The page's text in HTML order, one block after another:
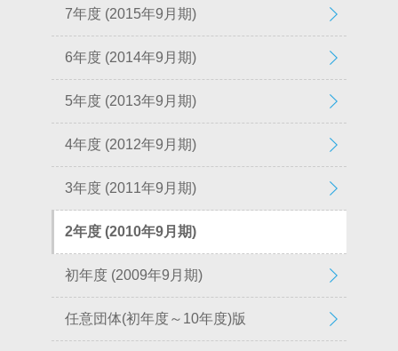
7年度 (2015年9月期)
6年度 (2014年9月期)
5年度 (2013年9月期)
4年度 (2012年9月期)
3年度 (2011年9月期)
2年度 (2010年9月期)
初年度 (2009年9月期)
任意団体(初年度～10年度)版